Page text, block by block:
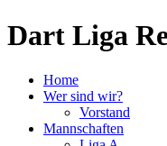
Dart Liga
Home
Wer sind wir?
Vorstand
Mannschaften